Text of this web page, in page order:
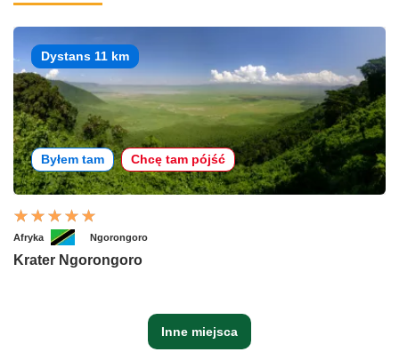
Dystans 11 km
Byłem tam Chcę tam pójść
Afryka Ngorongoro
Krater Ngorongoro
Inne miejsca